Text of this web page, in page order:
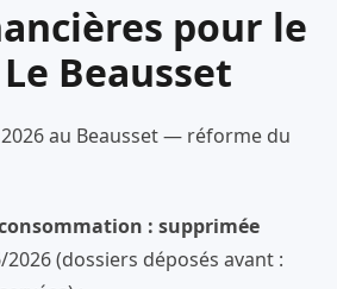
pour le
Beausset
au Beausset — réforme du
: supprimée
(dossiers déposés avant :